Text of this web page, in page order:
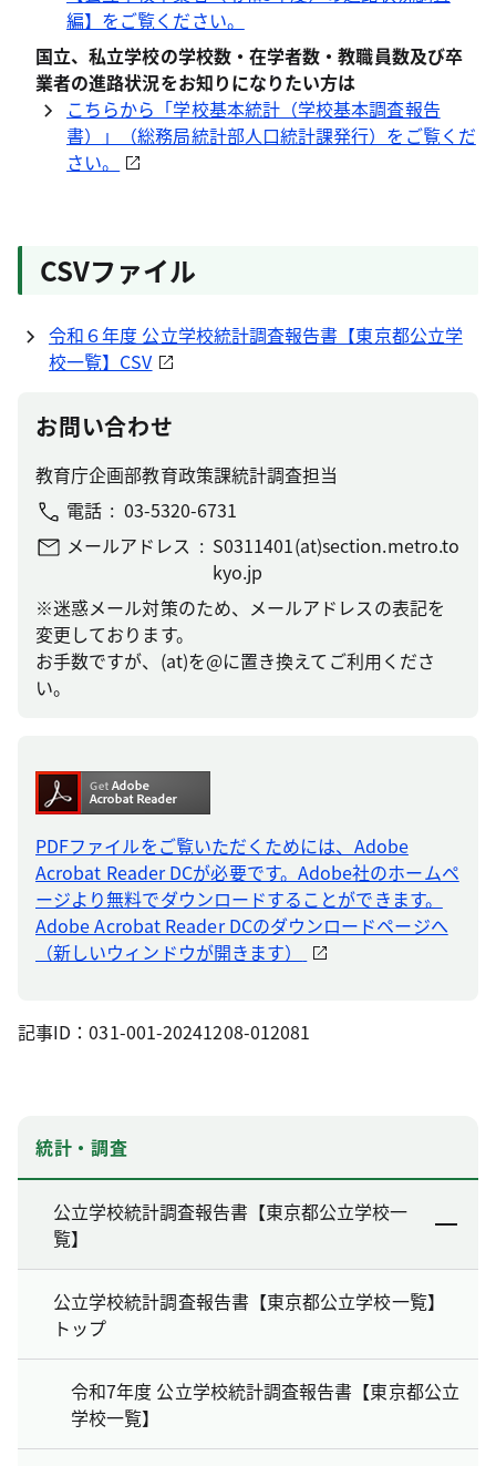
編】をご覧ください。
国立、私立学校の学校数・在学者数・教職員数及び卒
業者の進路状況をお知りになりたい方は
こちらから「学校基本統計（学校基本調査報告
書）」（総務局統計部人口統計課発行）をご覧くだ
さい。
CSVファイル
令和６年度 公立学校統計調査報告書【東京都公立学
校一覧】CSV
お問い合わせ
教育庁企画部教育政策課統計調査担当
電話
03-5320-6731
メールアドレス
S0311401(at)section.metro.to
kyo.jp
※迷惑メール対策のため、メールアドレスの表記を
変更しております。
お手数ですが、(at)を@に置き換えてご利用くださ
い。
PDFファイルをご覧いただくためには、Adobe
Acrobat Reader DCが必要です。Adobe社のホームペ
ージより無料でダウンロードすることができます。
Adobe Acrobat Reader DCのダウンロードページへ
（新しいウィンドウが開きます）
記事ID：031-001-20241208-012081
統計・調査
公立学校統計調査報告書【東京都公立学校一
覧】
公立学校統計調査報告書【東京都公立学校一覧】
トップ
令和7年度 公立学校統計調査報告書【東京都公立
学校一覧】